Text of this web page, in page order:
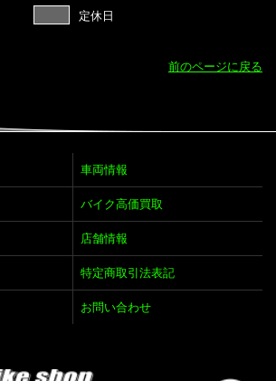
定休日
前のページに戻る
車両情報
バイク高価買取
店舗情報
特定商取引法表記
お問い合わせ